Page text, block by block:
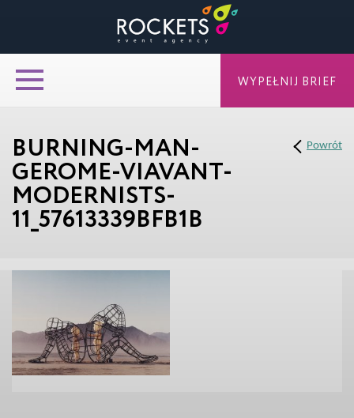
BURNING-MAN-
GEROME-VIAVANT-
MODERNISTS-
11_57613339BFB1B
Powrót
WYPEŁNIJ BRIEF